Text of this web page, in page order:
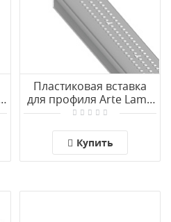
Пластиковая вставка
для профиля Arte Lamp
PROFILE-ACCESSORIES
Купить